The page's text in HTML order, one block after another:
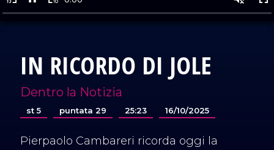
IN RICORDO DI JOLE
Dentro la Notizia
st 5 puntata 29 25:23 16/10/2025
Pierpaolo Cambareri ricorda oggi la